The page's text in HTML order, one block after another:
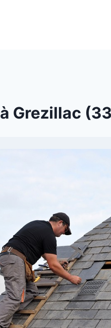
Grezillac